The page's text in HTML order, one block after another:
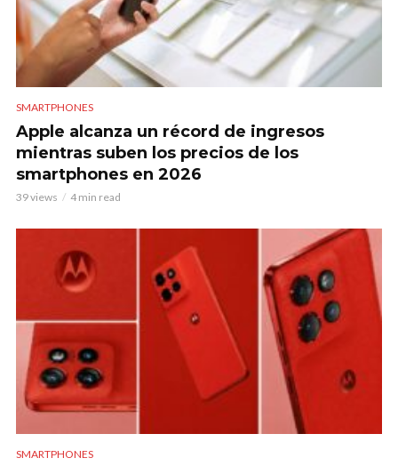
SMARTPHONES
Apple alcanza un récord de ingresos
mientras suben los precios de los
smartphones en 2026
39 views 4 min read
SMARTPHONES